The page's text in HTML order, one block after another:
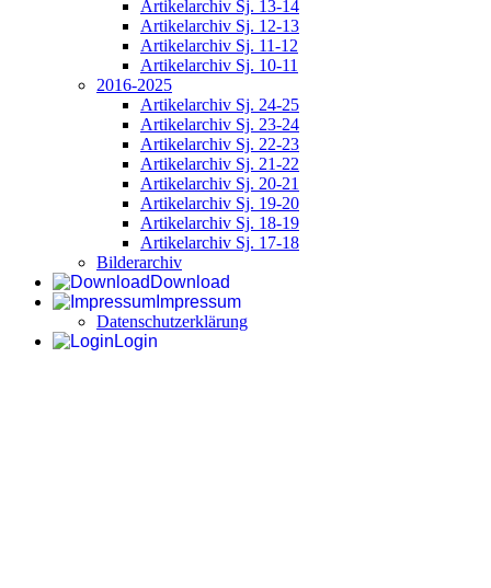
Artikelarchiv Sj. 13-14
Artikelarchiv Sj. 12-13
Artikelarchiv Sj. 11-12
Artikelarchiv Sj. 10-11
2016-2025
Artikelarchiv Sj. 24-25
Artikelarchiv Sj. 23-24
Artikelarchiv Sj. 22-23
Artikelarchiv Sj. 21-22
Artikelarchiv Sj. 20-21
Artikelarchiv Sj. 19-20
Artikelarchiv Sj. 18-19
Artikelarchiv Sj. 17-18
Bilderarchiv
Download
Impressum
Datenschutzerklärung
Login